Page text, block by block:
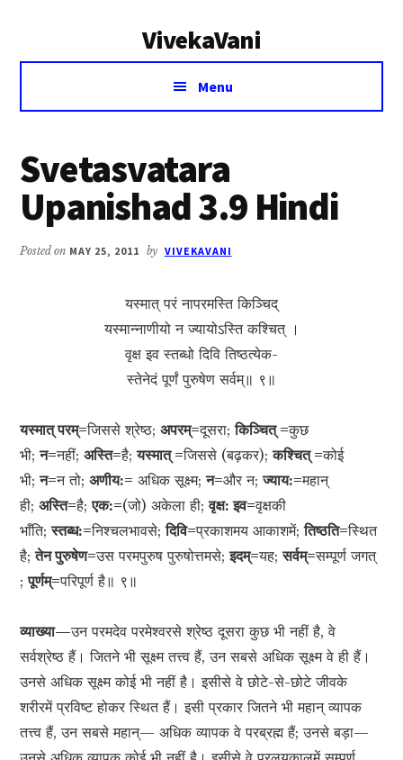
VivekaVani
Voice
Vivekananda
Menu
Svetasvatara
Upanishad 3.9 Hindi
Posted on MAY 25, 2011 by VIVEKAVANI
यस्मात् परं नापरमस्ति किञ्चिद्
यस्मान्नाणीयो न ज्यायोऽस्ति कश्चित् ।
वृक्ष इव स्तब्धो दिवि तिष्ठत्येक-
स्तेनेदं पूर्णं पुरुषेण सर्वम्॥ ९॥
यस्मात् परम्=जिससे श्रेष्ठ;अपरम्=दूसरा;किञ्चित् =कुछ
भी;न=नहीं;अस्ति=है;यस्मात् =जिससे (बढ़कर);कश्चित् =कोई
भी;न=न तो;अणीय:= अधिक सूक्ष्म;न=और न;ज्याय:=महान्
ही;अस्ति=है;एक:=(जो) अकेला ही;वृक्ष: इव=वृक्षकी
भाँति;स्तब्ध:=निश्चलभावसे;दिवि=प्रकाशमय आकाशमें;तिष्ठति=स्थित
है;तेन पुरुषेण=उस परमपुरुष पुरुषोत्तमसे;इदम्=यह;सर्वम्=सम्पूर्ण जगत्
;पूर्णम्=परिपूर्ण है॥ ९॥
व्याख्या—उन परमदेव परमेश्वरसे श्रेष्ठ दूसरा कुछ भी नहीं है, वे
सर्वश्रेष्ठ हैं। जितने भी सूक्ष्म तत्त्व हैं, उन सबसे अधिक सूक्ष्म वे ही हैं।
उनसे अधिक सूक्ष्म कोई भी नहीं है। इसीसे वे छोटे-से-छोटे जीवके
शरीरमें प्रविष्ट होकर स्थित हैं। इसी प्रकार जितने भी महान् व्यापक
तत्त्व हैं, उन सबसे महान्— अधिक व्यापक वे परब्रह्म हैं; उनसे बड़ा—